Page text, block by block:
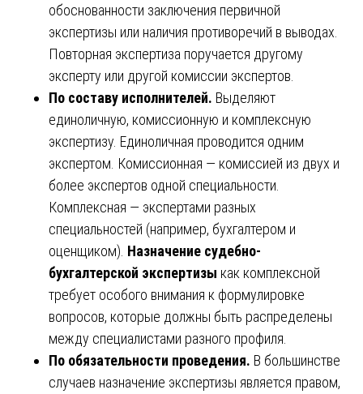
обоснованности заключения первичной
экспертизы или наличия противоречий в выводах.
Повторная экспертиза поручается другому
эксперту или другой комиссии экспертов.
По составу исполнителей. Выделяют
единоличную, комиссионную и комплексную
экспертизу. Единоличная проводится одним
экспертом. Комиссионная — комиссией из двух и
более экспертов одной специальности.
Комплексная — экспертами разных
специальностей (например, бухгалтером и
оценщиком). Назначение судебно-
бухгалтерской экспертизы как комплексной
требует особого внимания к формулировке
вопросов, которые должны быть распределены
между специалистами разного профиля.
По обязательности проведения. В большинстве
случаев назначение экспертизы является правом,